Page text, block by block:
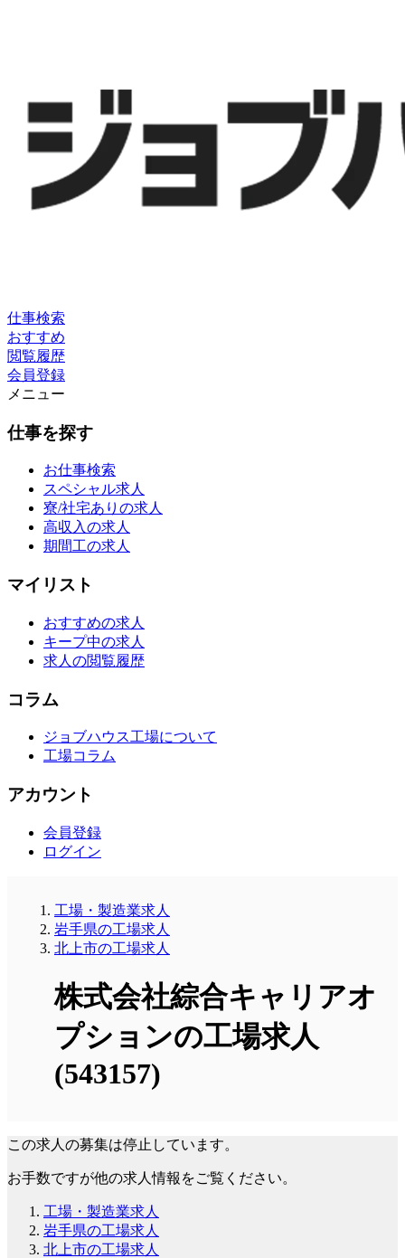
仕事検索
おすすめ
閲覧履歴
会員登録
メニュー
仕事を探す
お仕事検索
スペシャル求人
寮/社宅ありの求人
高収入の求人
期間工の求人
マイリスト
おすすめの求人
キープ中の求人
求人の閲覧履歴
コラム
ジョブハウス工場について
工場コラム
アカウント
会員登録
ログイン
工場・製造業求人
岩手県の工場求人
北上市の工場求人
株式会社綜合キャリアオ
プションの工場求人
(543157)
この求人の募集は停止しています。
お手数ですが他の求人情報をご覧ください。
工場・製造業求人
岩手県の工場求人
北上市の工場求人